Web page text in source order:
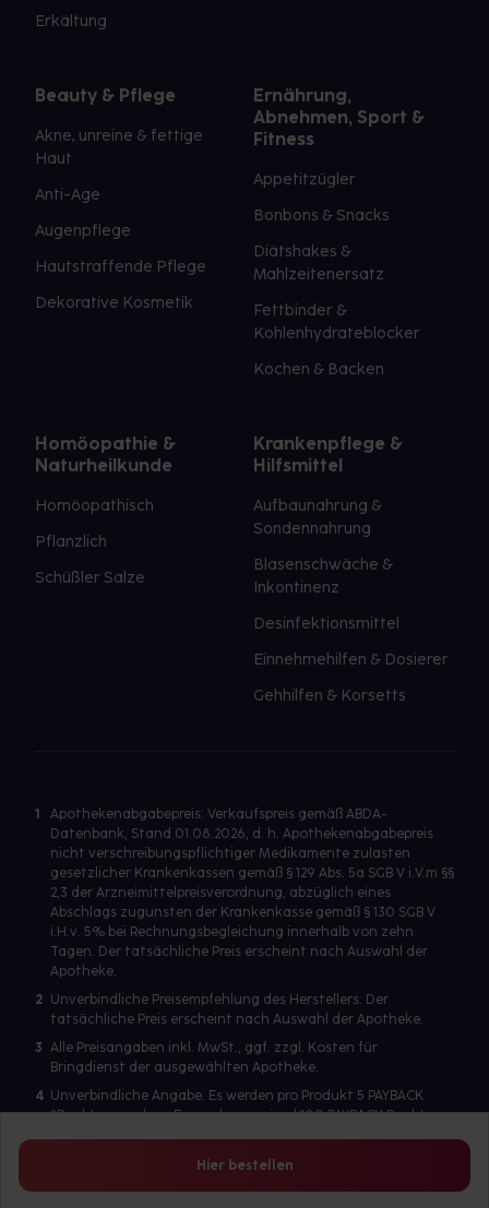
Hier bestellen
Erkältung
Beauty & Pflege
Akne, unreine & fettige
Haut
Anti-Age
Augenpflege
Hautstraffende Pflege
Dekorative Kosmetik
Ernährung,
Abnehmen, Sport &
Fitness
Appetitzügler
Bonbons & Snacks
Diätshakes &
Mahlzeitenersatz
Fettbinder &
Kohlenhydrateblocker
Kochen & Backen
Homöopathie &
Naturheilkunde
Homöopathisch
Pflanzlich
Schüßler Salze
Krankenpflege &
Hilfsmittel
Aufbaunahrung &
Sondennahrung
Blasenschwäche &
Inkontinenz
Desinfektionsmittel
Einnehmehilfen & Dosierer
Gehhilfen & Korsetts
1
Apothekenabgabepreis: Verkaufspreis gemäß ABDA-
Datenbank, Stand 01.08.2026, d. h. Apothekenabgabepreis
nicht verschreibungspflichtiger Medikamente zulasten
gesetzlicher Krankenkassen gemäß § 129 Abs. 5a SGB V i.V.m §§
2,3 der Arzneimittelpreisverordnung, abzüglich eines
Abschlags zugunsten der Krankenkasse gemäß § 130 SGB V
i.H.v. 5% bei Rechnungsbegleichung innerhalb von zehn
Tagen. Der tatsächliche Preis erscheint nach Auswahl der
Apotheke.
2 Unverbindliche Preisempfehlung des Herstellers. Der
tatsächliche Preis erscheint nach Auswahl der Apotheke.
3 Alle Preisangaben inkl. MwSt., ggf. zzgl. Kosten für
Bringdienst der ausgewählten Apotheke.
4 Unverbindliche Angabe. Es werden pro Produkt 5 PAYBACK
°Punkte vergeben. Es werden maximal 100 PAYBACK Punkte
abgegebene Artikel werden keine PAYBACK Punkte vergeben.
Es wird ein Benutzerkonto benötigt, um die PAYBACK-